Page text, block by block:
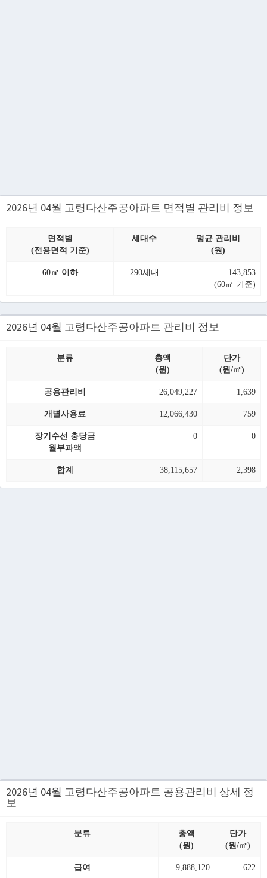
2026년 04월 고령다산주공아파트 면적별 관리비 정보
면적별
(전용면적 기준)
세대수
평균 관리비
(원)
60㎡ 이하 290세대
143,853
(60㎡ 기준)
2026년 04월 고령다산주공아파트 관리비 정보
분류
총액
(원)
단가
(원/㎡)
공용관리비 26,049,227 1,639
개별사용료 12,066,430 759
장기수선 충당금
월부과액
0 0
합계 38,115,657 2,398
2026년 04월 고령다산주공아파트 공용관리비 상세 정
보
분류
총액
(원)
단가
(원/㎡)
급여 9,888,120 622